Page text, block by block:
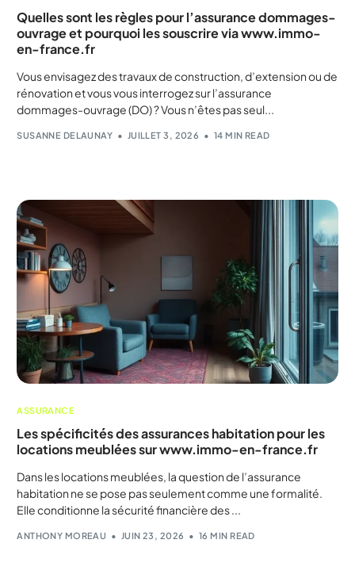
Quelles sont les règles pour l’assurance dommages-
ouvrage et pourquoi les souscrire via www.immo-
en-france.fr
Vous envisagez des travaux de construction, d’extension ou de
rénovation et vous vous interrogez sur l’assurance
dommages-ouvrage (DO) ? Vous n’êtes pas seul...
SUSANNE DELAUNAY JUILLET 3, 2026 14 MIN READ
ASSURANCE
Les spécificités des assurances habitation pour les
locations meublées sur www.immo-en-france.fr
Dans les locations meublées, la question de l’assurance
habitation ne se pose pas seulement comme une formalité.
Elle conditionne la sécurité financière des ...
ANTHONY MOREAU JUIN 23, 2026 16 MIN READ